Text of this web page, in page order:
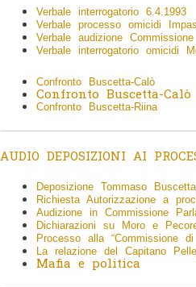
Verbale interrogatorio 6.4.1993
Verbale processo omicidi
Verbale audizione
Verbale interrogatorio omicidi
Confronto Buscetta-Calò
Confronto Buscetta-Calò
Confronto Buscetta-Riina
AUDIO DEPOSIZIONI AI
Deposizione Tommaso
Richiesta Autorizzazione a
Audizione in Commissione
Dichiarazioni su Moro e
Processo alla “Commissione
La relazione del Capitano
Mafia e politica